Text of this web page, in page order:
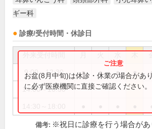
ギー科
診療/受付時間・休診日
9:00～12:30 ● ● ● ● ●
14:00～16:30
お盆(8月中旬)は休診・休業の場合があ
に必ず医療機関に直接ご確認ください。
備考: ※祝日に診療を行う場合があ